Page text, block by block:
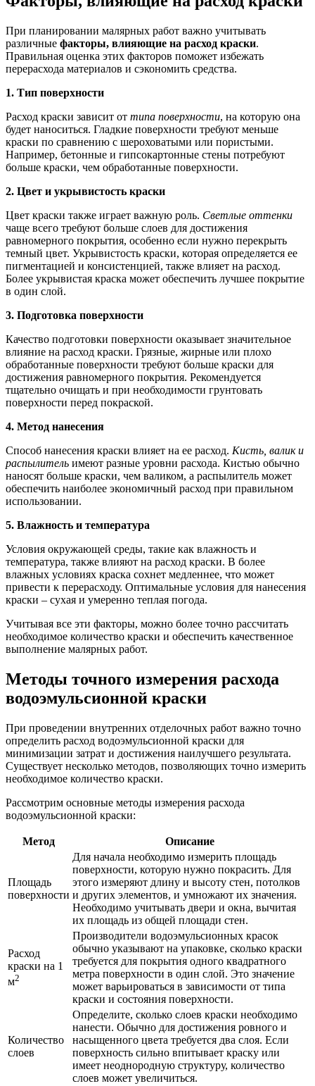
При планировании малярных работ важно учитывать
различные факторы, влияющие на расход краски.
Правильная оценка этих факторов поможет избежать
перерасхода материалов и сэкономить средства.
1. Тип поверхности
Расход краски зависит от типа поверхности, на которую она
будет наноситься. Гладкие поверхности требуют меньше
краски по сравнению с шероховатыми или пористыми.
Например, бетонные и гипсокартонные стены потребуют
больше краски, чем обработанные поверхности.
2. Цвет и укрывистость краски
Цвет краски также играет важную роль. Светлые оттенки
чаще всего требуют больше слоев для достижения
равномерного покрытия, особенно если нужно перекрыть
темный цвет. Укрывистость краски, которая определяется ее
пигментацией и консистенцией, также влияет на расход.
Более укрывистая краска может обеспечить лучшее покрытие
в один слой.
3. Подготовка поверхности
Качество подготовки поверхности оказывает значительное
влияние на расход краски. Грязные, жирные или плохо
обработанные поверхности требуют больше краски для
достижения равномерного покрытия. Рекомендуется
тщательно очищать и при необходимости грунтовать
поверхности перед покраской.
4. Метод нанесения
Способ нанесения краски влияет на ее расход. Кисть, валик и
распылитель имеют разные уровни расхода. Кистью обычно
наносят больше краски, чем валиком, а распылитель может
обеспечить наиболее экономичный расход при правильном
использовании.
5. Влажность и температура
Условия окружающей среды, такие как влажность и
температура, также влияют на расход краски. В более
влажных условиях краска сохнет медленнее, что может
привести к перерасходу. Оптимальные условия для нанесения
краски – сухая и умеренно теплая погода.
Учитывая все эти факторы, можно более точно рассчитать
необходимое количество краски и обеспечить качественное
выполнение малярных работ.
Методы точного измерения расхода
водоэмульсионной краски
При проведении внутренних отделочных работ важно точно
определить расход водоэмульсионной краски для
минимизации затрат и достижения наилучшего результата.
Существует несколько методов, позволяющих точно измерить
необходимое количество краски.
Рассмотрим основные методы измерения расхода
водоэмульсионной краски:
Метод Описание
Площадь
поверхности
Для начала необходимо измерить площадь
поверхности, которую нужно покрасить. Для
этого измеряют длину и высоту стен, потолков
и других элементов, и умножают их значения.
Необходимо учитывать двери и окна, вычитая
их площадь из общей площади стен.
Расход
краски на 1
м2
Производители водоэмульсионных красок
обычно указывают на упаковке, сколько краски
требуется для покрытия одного квадратного
метра поверхности в один слой. Это значение
может варьироваться в зависимости от типа
краски и состояния поверхности.
Количество
слоев
Определите, сколько слоев краски необходимо
нанести. Обычно для достижения ровного и
насыщенного цвета требуется два слоя. Если
поверхность сильно впитывает краску или
имеет неоднородную структуру, количество
слоев может увеличиться.